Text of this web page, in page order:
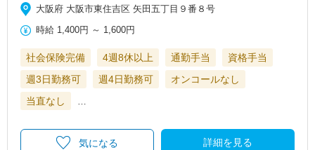
大阪府 大阪市東住吉区 矢田五丁目９番８号
時給 1,400円 ～ 1,600円
社会保険完備 4週8休以上 通勤手当
資格手当
週3日勤務可
週4日勤務可
オンコールなし
当直なし
詳細を見る
気になる